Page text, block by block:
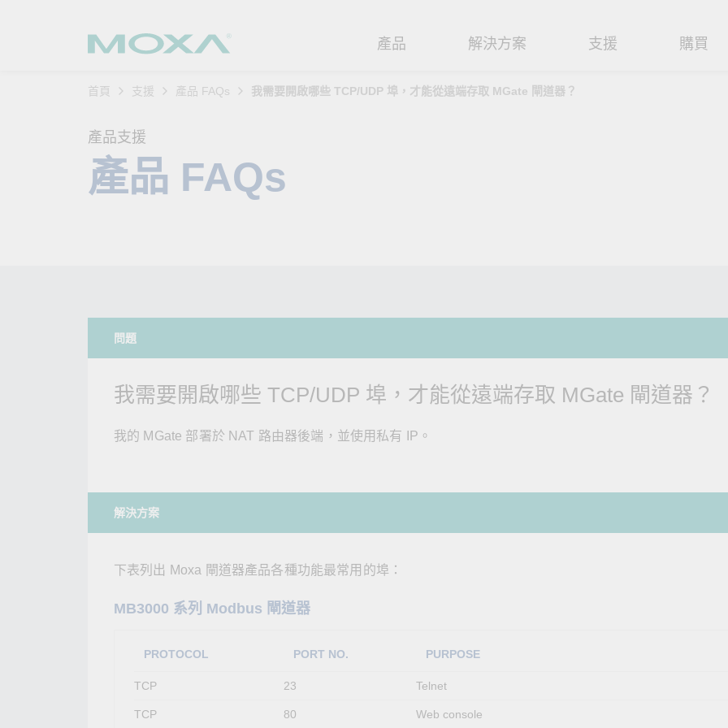
產品
網路管理軟體
網路安全設備
控制器和 I/O
IP 攝影機和影像伺服器
解決方案
智慧交通 OT 數據整合與應用
支援
您的 Moxa 產品需要協助嗎？ 聯絡技術支援團隊
購買
核心價值觀與行為準則
新聞與活動
首頁 支援 產品 FAQs 我需要開啟哪些 TCP/UDP 埠，才能從遠端存取 MGate 閘道器？
產品支援
產品 FAQs
問題
我需要開啟哪些 TCP/UDP 埠，才能從遠端存取 MGate 閘道器？
我的 MGate 部署於 NAT 路由器後端，並使用私有 IP。
解決方案
下表列出 Moxa 閘道器產品各種功能最常用的埠：
MB3000 系列 Modbus 閘道器
PROTOCOL PORT NO. PURPOSE
TCP 23 Telnet
TCP 80 Web console